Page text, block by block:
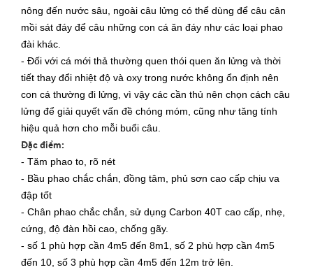
nông đến nước sâu, ngoài câu lửng có thể dùng để câu cân
mồi sát đáy để câu những con cá ăn đáy như các loại phao
đài khác.
- Đối với cá mới thả thường quen thói quen ăn lửng và thời
tiết thay đổi nhiệt độ và oxy trong nước không ổn định nên
con cá thường đi lửng, vì vậy các cần thủ nên chọn cách câu
lửng để giải quyết vấn đề chóng móm, cũng như tăng tính
hiệu quả hơn cho mỗi buổi câu.
Đặc điểm:
- Tăm phao to, rõ nét
- Bầu phao chắc chắn, đồng tâm, phủ sơn cao cấp chịu va
đập tốt
- Chân phao chắc chắn, sử dụng Carbon 40T cao cấp, nhẹ,
cứng, độ đàn hồi cao, chống gãy.
- số 1 phù hợp cần 4m5 đến 8m1, số 2 phù hợp cần 4m5
đến 10, số 3 phù hợp cần 4m5 đến 12m trở lên.